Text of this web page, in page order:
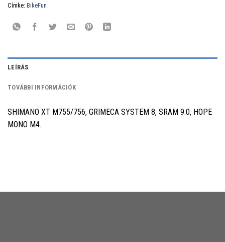
Címke: BikeFun
LEÍRÁS
TOVÁBBI INFORMÁCIÓK
SHIMANO XT M755/756, GRIMECA SYSTEM 8, SRAM 9.0, HOPE
MONO M4.